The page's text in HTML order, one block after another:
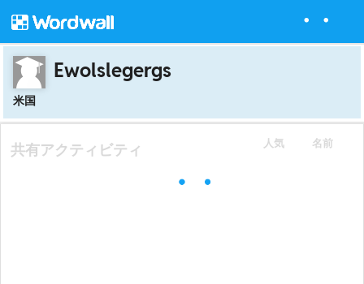
Ewolslegergs
米国
人気 名前
共有アクティビティ